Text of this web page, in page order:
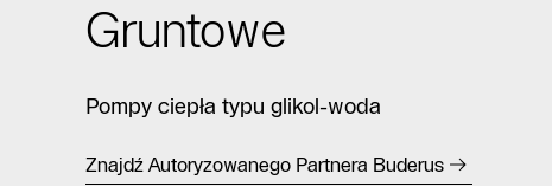
Gruntowe
Pompy ciepła typu glikol-woda
Znajdź Autoryzowanego Partnera Buderus